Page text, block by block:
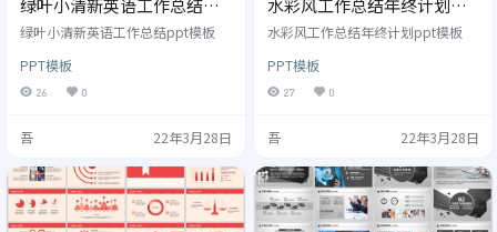
绿叶小清新英语工作总结
ppt模板
绿叶小清新英语工作总结ppt模板
PPT模板
26 0
吾 22年3月28日
水彩风工作总结年终计划
ppt模板
水彩风工作总结年终计划ppt模板
PPT模板
27 0
吾 22年3月28日